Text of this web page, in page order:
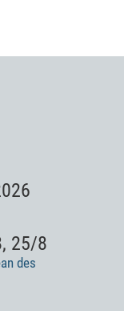
25/8
des